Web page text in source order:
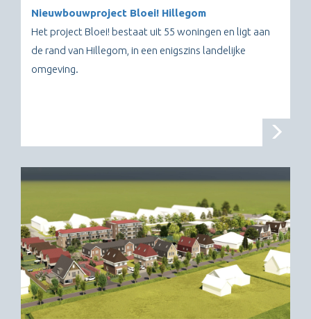
Nieuwbouwproject Bloei! Hillegom
Het project Bloei! bestaat uit 55 woningen en ligt aan
de rand van Hillegom, in een enigszins landelijke
omgeving.